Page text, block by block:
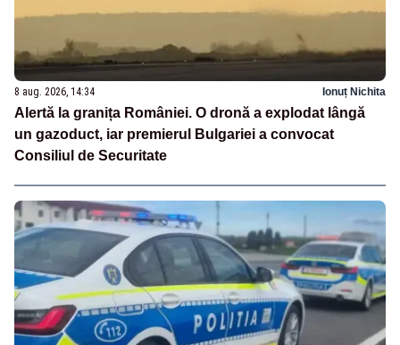
8 aug. 2026, 14:34 Ionuț Nichita
Alertă la granița României. O dronă a explodat lângă
un gazoduct, iar premierul Bulgariei a convocat
Consiliul de Securitate